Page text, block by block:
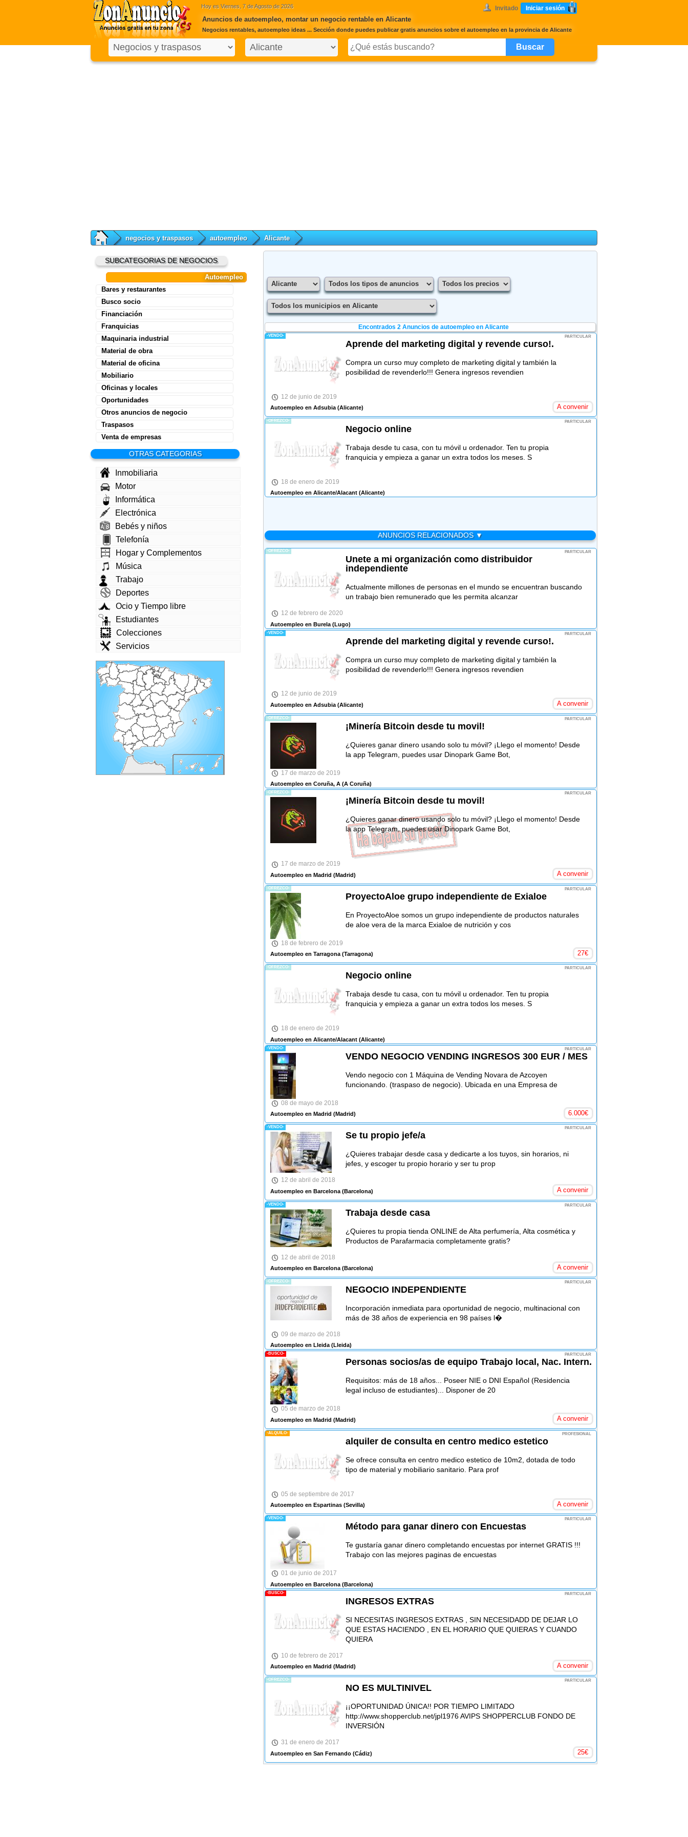
Hoy es Viernes, 7 de Agosto de 2026 Invitado Iniciar sesión
Anuncios de autoempleo, montar un negocio rentable en Alicante
Negocios rentables, autoempleo ideas ... Sección donde puedes publicar gratis anuncios sobre el autoempleo en la provincia de Alicante
negocios y traspasos autoempleo Alicante
SUBCATEGORIAS DE NEGOCIOS
Autoempleo
Bares y restaurantes
Busco socio
Financiación
Franquicias
Maquinaria industrial
Material de obra
Material de oficina
Mobiliario
Oficinas y locales
Oportunidades
Otros anuncios de negocio
Traspasos
Venta de empresas
OTRAS CATEGORIAS
Inmobiliaria
Motor
Informática
Electrónica
Bebés y niños
Telefonía
Hogar y Complementos
Música
Trabajo
Deportes
Ocio y Tiempo libre
Estudiantes
Colecciones
Servicios
Encontrados 2 Anuncios de autoempleo en Alicante
-VENDO- PARTICULAR
Aprende del marketing digital y revende curso!.
Compra un curso muy completo de marketing digital y también la
posibilidad de revenderlo!!! Genera ingresos revendien
12 de junio de 2019
Autoempleo en Adsubia(Alicante) A convenir
-OFREZCO- PARTICULAR
Negocio online
Trabaja desde tu casa, con tu móvil u ordenador. Ten tu propia
franquicia y empieza a ganar un extra todos los meses. S
18 de enero de 2019
Autoempleo en Alicante/Alacant(Alicante)
ANUNCIOS RELACIONADOS ▼
-OFREZCO- PARTICULAR
Unete a mi organización como distribuidor
independiente
Actualmente millones de personas en el mundo se encuentran buscando
un trabajo bien remunerado que les permita alcanzar
12 de febrero de 2020
Autoempleo en Burela(Lugo)
-VENDO- PARTICULAR
Aprende del marketing digital y revende curso!.
Compra un curso muy completo de marketing digital y también la
posibilidad de revenderlo!!! Genera ingresos revendien
12 de junio de 2019
Autoempleo en Adsubia(Alicante) A convenir
-OFREZCO- PARTICULAR
¡Minería Bitcoin desde tu movil!
¿Quieres ganar dinero usando solo tu móvil? ¡Llego el momento! Desde
la app Telegram, puedes usar Dinopark Game Bot,
17 de marzo de 2019
Autoempleo en Coruña, A(A Coruña)
-OFREZCO- PARTICULAR
¡Minería Bitcoin desde tu movil!
¿Quieres ganar dinero usando solo tu móvil? ¡Llego el momento! Desde
la app Telegram, puedes usar Dinopark Game Bot,
17 de marzo de 2019
Autoempleo en Madrid (Madrid) A convenir
-OFREZCO- PARTICULAR
ProyectoAloe grupo independiente de Exialoe
En ProyectoAloe somos un grupo independiente de productos naturales
de aloe vera de la marca Exialoe de nutrición y cos
18 de febrero de 2019
Autoempleo en Tarragona(Tarragona) 27€
-OFREZCO- PARTICULAR
Negocio online
Trabaja desde tu casa, con tu móvil u ordenador. Ten tu propia
franquicia y empieza a ganar un extra todos los meses. S
18 de enero de 2019
Autoempleo en Alicante/Alacant(Alicante)
-VENDO- PARTICULAR
VENDO NEGOCIO VENDING INGRESOS 300 EUR / MES
Vendo negocio con 1 Máquina de Vending Novara de Azcoyen
funcionando. (traspaso de negocio). Ubicada en una Empresa de
08 de mayo de 2018
Autoempleo en Madrid (Madrid) 6.000€
-VENDO- PARTICULAR
Se tu propio jefe/a
¿Quieres trabajar desde casa y dedicarte a los tuyos, sin horarios, ni
jefes, y escoger tu propio horario y ser tu prop
12 de abril de 2018
Autoempleo en Barcelona(Barcelona) A convenir
-VENDO- PARTICULAR
Trabaja desde casa
¿Quieres tu propia tienda ONLINE de Alta perfumería, Alta cosmética y
Productos de Parafarmacia completamente gratis?
12 de abril de 2018
Autoempleo en Barcelona(Barcelona) A convenir
-OFREZCO- PARTICULAR
NEGOCIO INDEPENDIENTE
Incorporación inmediata para oportunidad de negocio, multinacional con
más de 38 años de experiencia en 98 países l�
09 de marzo de 2018
Autoempleo en Lleida(Lleida)
-BUSCO- PARTICULAR
Personas socios/as de equipo Trabajo local, Nac. Intern.
Requisitos: más de 18 años... Poseer NIE o DNI Español (Residencia
legal incluso de estudiantes)... Disponer de 20
05 de marzo de 2018
Autoempleo en Madrid (Madrid) A convenir
-ALQUILO- PROFESIONAL
alquiler de consulta en centro medico estetico
Se ofrece consulta en centro medico estetico de 10m2, dotada de todo
tipo de material y mobiliario sanitario. Para prof
05 de septiembre de 2017
Autoempleo en Espartinas(Sevilla) A convenir
-VENDO- PARTICULAR
Método para ganar dinero con Encuestas
Te gustaría ganar dinero completando encuestas por internet GRATIS !!!
Trabajo con las mejores paginas de encuestas
01 de junio de 2017
Autoempleo en Barcelona(Barcelona)
-BUSCO- PARTICULAR
INGRESOS EXTRAS
SI NECESITAS INGRESOS EXTRAS , SIN NECESIDADD DE DEJAR LO
QUE ESTAS HACIENDO , EN EL HORARIO QUE QUIERAS Y CUANDO
QUIERA
10 de febrero de 2017
Autoempleo en Madrid (Madrid) A convenir
-OFREZCO- PARTICULAR
NO ES MULTINIVEL
¡¡OPORTUNIDAD ÚNICA!! POR TIEMPO LIMITADO
http://www.shopperclub.net/jpl1976 AVIPS SHOPPERCLUB FONDO DE
INVERSIÓN
31 de enero de 2017
Autoempleo en San Fernando(Cádiz) 25€